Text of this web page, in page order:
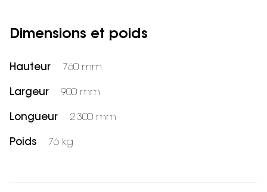
Dimensions et poids
Hauteur 760 mm
Largeur 900 mm
Longueur 2 300 mm
Poids 76 kg